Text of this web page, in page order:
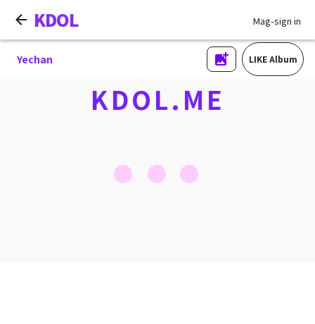
KDOL Mag-sign in
Yechan LIKE Album
KDOL.ME